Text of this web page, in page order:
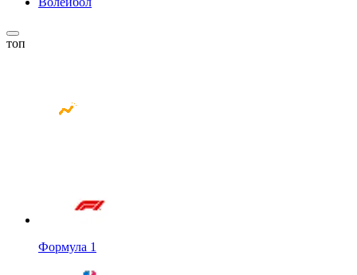
топ
Формула 1